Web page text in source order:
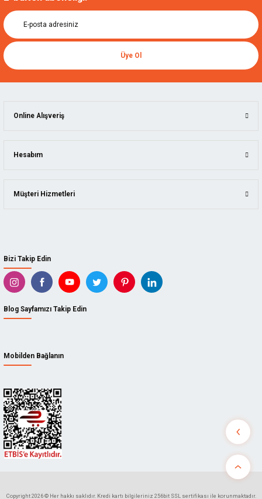
Üye Ol
Bizi Takip Edin
Blog Sayfamızı Takip Edin
Mobilden Bağlanın
Online Alışveriş
Hesabım
Müşteri Hizmetleri
Copyright 2026 © Her hakkı saklıdır. Kredi kartı bilgileriniz 256bit SSL sertifikası ile korunmaktadır.